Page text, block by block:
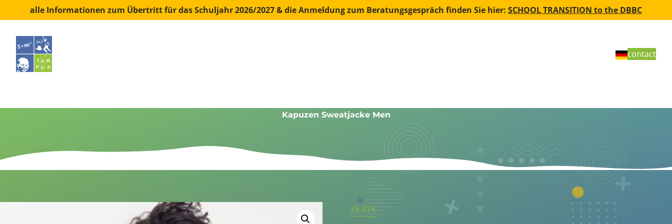
Skip to contentalle Informationen zum Übertritt für das Schuljahr 2026/2027 & die Anmeldung zum Beratungsgespräch finden Sie hier: SCHOOL TRANSITION to the DBBC
contact
Kapuzen Sweatjacke Men
39,30€